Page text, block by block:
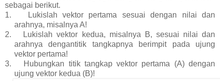
sebagai berikut.
1.
Lukislah vektor pertama sesuai dengan nilai dan
arahnya, misalnya A!
2.
Lukislah vektor kedua, misalnya B, sesuai nilai dan
arahnya dengantitik tangkapnya berimpit pada ujung
vektor pertama!
3.
Hubungkan titik tangkap vektor pertama (A) dengan
ujung vektor kedua (B)!